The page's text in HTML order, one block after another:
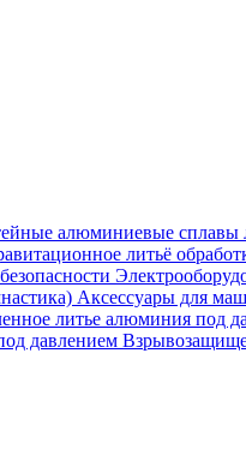
алюминиевые сплавы
литьё
Аксессуары для
литье алюминия под
давлением